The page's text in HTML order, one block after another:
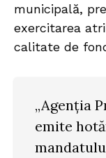
municipală,
exercitarea
calitate de
„Agenția
emite